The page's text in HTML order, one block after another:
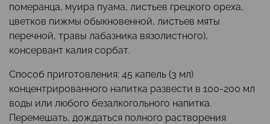
померанца, муира пуама, листьев грецкого ореха,
цветков пижмы обыкновенной, листьев мяты
перечной, травы лабазника вязолистного),
консервант калия сорбат.
Способ приготовления: 45 капель (3 мл)
концентрированного напитка развести в 100-200 мл
воды или любого безалкогольного напитка.
Перемешать, дождаться полного растворения